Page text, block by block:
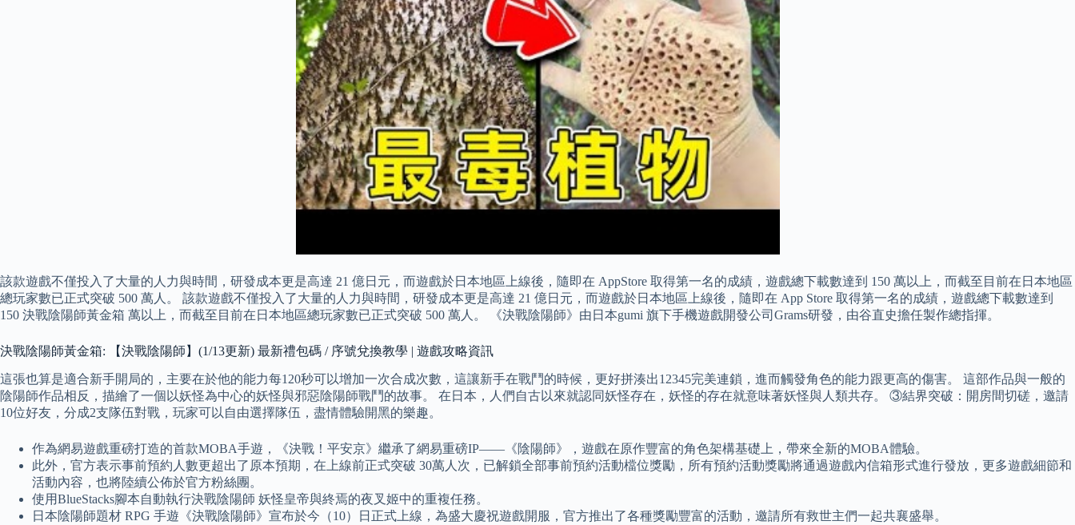
該款遊戲不僅投入了大量的人力與時間，研發成本更是高達 21 億日元，而遊戲於日本地區上線後，隨即在 AppStore 取得第一名的成績，遊戲總下載數達到 150 萬以上，而截至目前在日本地區
總玩家數已正式突破 500 萬人。 該款遊戲不僅投入了大量的人力與時間，研發成本更是高達 21 億日元，而遊戲於日本地區上線後，隨即在 App Store 取得第一名的成績，遊戲總下載數達到
150 決戰陰陽師黃金箱 萬以上，而截至目前在日本地區總玩家數已正式突破 500 萬人。 《決戰陰陽師》由日本gumi 旗下手機遊戲開發公司Grams研發，由谷直史擔任製作總指揮。
決戰陰陽師黃金箱: 【決戰陰陽師】(1/13更新) 最新禮包碼 / 序號兌換教學 | 遊戲攻略資訊
這張也算是適合新手開局的，主要在於他的能力每120秒可以增加一次合成次數，這讓新手在戰鬥的時候，更好拼湊出12345完美連鎖，進而觸發角色的能力跟更高的傷害。 這部作品與一般的
陰陽師作品相反，描繪了一個以妖怪為中心的妖怪與邪惡陰陽師戰鬥的故事。 在日本，人們自古以來就認同妖怪存在，妖怪的存在就意味著妖怪與人類共存。 ③結界突破：開房間切磋，邀請
10位好友，分成2支隊伍對戰，玩家可以自由選擇隊伍，盡情體驗開黑的樂趣。
作為網易遊戲重磅打造的首款MOBA手遊，《決戰！平安京》繼承了網易重磅IP——《陰陽師》，遊戲在原作豐富的角色架構基礎上，帶來全新的MOBA體驗。
此外，官方表示事前預約人數更超出了原本預期，在上線前正式突破 30萬人次，已解鎖全部事前預約活動檔位獎勵，所有預約活動獎勵將通過遊戲內信箱形式進行發放，更多遊戲細節和
活動內容，也將陸續公佈於官方粉絲團。
使用BlueStacks腳本自動執行決戰陰陽師 妖怪皇帝與終焉的夜叉姬中的重複任務。
日本陰陽師題材 RPG 手遊《決戰陰陽師》宣布於今（10）日正式上線，為盛大慶祝遊戲開服，官方推出了各種獎勵豐富的活動，邀請所有救世主們一起共襄盛舉。